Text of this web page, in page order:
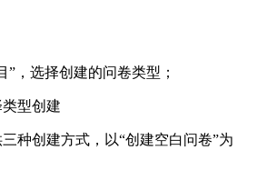
”，选择创建的问卷类型；
种创建方式，以“创建空白问卷”为